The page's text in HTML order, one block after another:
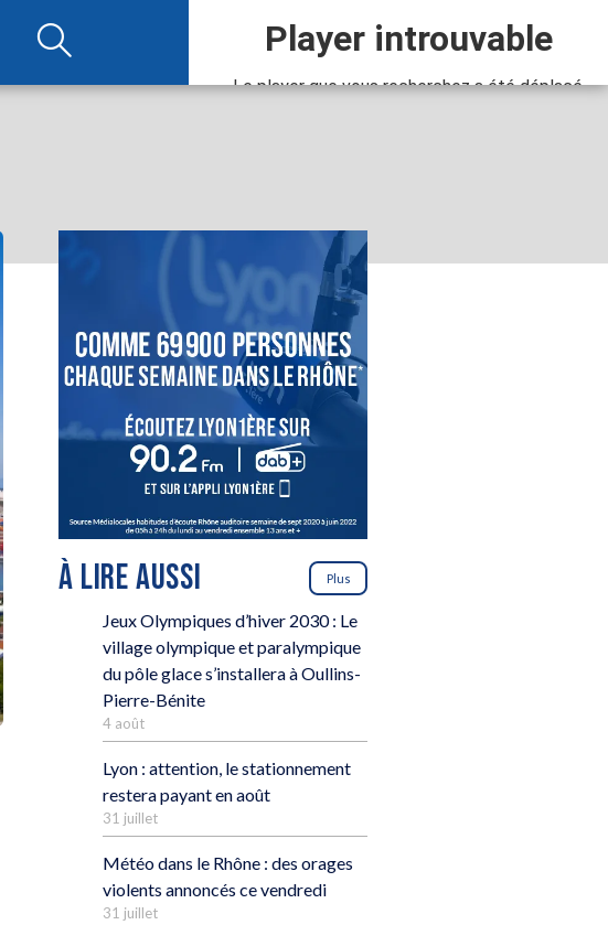
À LIRE AUSSI Plus
Jeux Olympiques d’hiver 2030 : Le
village olympique et paralympique
du pôle glace s’installera à Oullins-
Pierre-Bénite
4 août
Lyon : attention, le stationnement
restera payant en août
31 juillet
Météo dans le Rhône : des orages
violents annoncés ce vendredi
31 juillet